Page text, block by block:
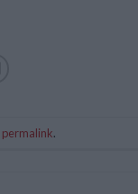
permalink.